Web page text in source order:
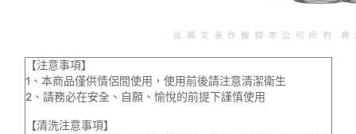
【注意事項】
1、本商品僅供情侶間使用，使用前後請注意清潔衛生
2、請務必在安全、自願、愉悅的前提下謹慎使用
【清洗注意事項】